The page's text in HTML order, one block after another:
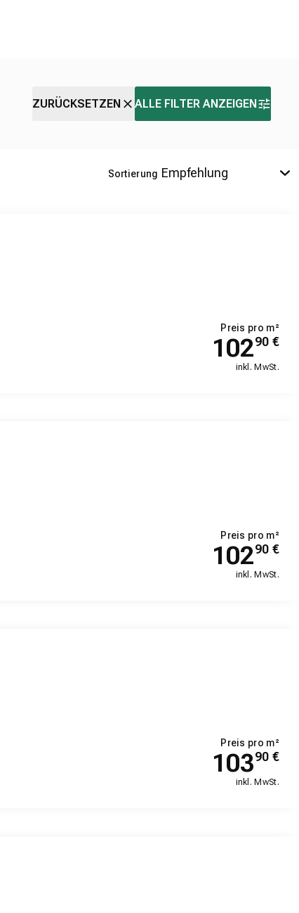
ZURÜCKSETZEN ALLE FILTER ANZEIGEN
Sortierung
Preis pro m²
10290 €
inkl. MwSt.
Preis pro m²
10290 €
inkl. MwSt.
Preis pro m²
10390 €
inkl. MwSt.